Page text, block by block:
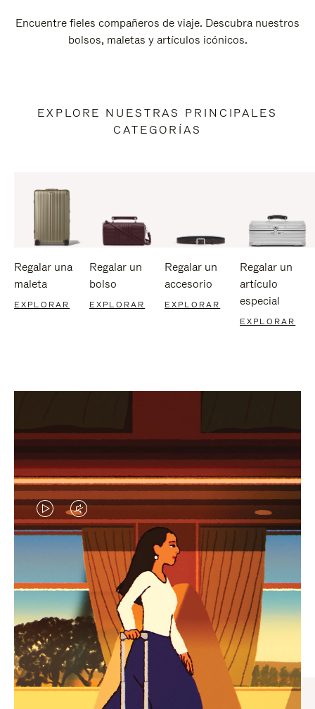
Encuentre fieles compañeros de viaje. Descubra nuestros
bolsos, maletas y artículos icónicos.
EXPLORE NUESTRAS PRINCIPALES
CATEGORÍAS
Regalar una
maleta
EXPLORAR
Regalar un
bolso
EXPLORAR
Regalar un
accesorio
EXPLORAR
Regalar un
artículo
especial
EXPLORAR
EL
VÍDEO
ESTÁ
PAUSADO,
PULSE
PARA
PAUSARLO.
EL
SONIDO
DEL
VÍDEO
ESTÁ
DESACTIVADO:
PULSE
PARA
IDAS DE REGALO CUIDADOSAMENTE ELEGIDAS
Encuentre su compañero de
viaje ideal